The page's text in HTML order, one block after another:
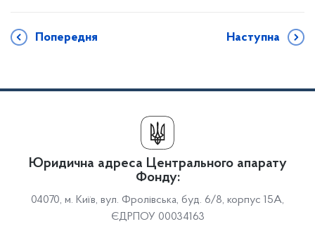
Попередня Наступна
Юридична адреса Центрального апарату
Фонду:
04070, м. Київ, вул. Фролівська, буд. 6/8, корпус 15А,
ЄДРПОУ 00034163